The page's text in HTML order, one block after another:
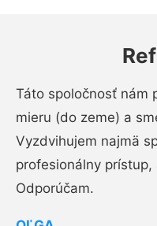
Táto spoločnosť nám
mieru (do zeme) a
Vyzdvihujem najmä
profesionálny
Odporúčam.